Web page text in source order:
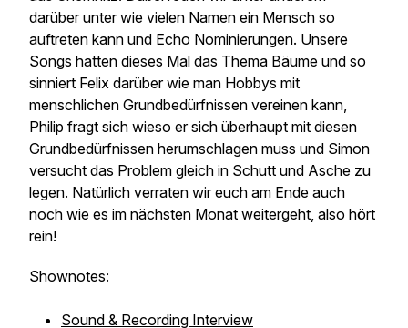
darüber unter wie vielen Namen ein Mensch so
auftreten kann und Echo Nominierungen. Unsere
Songs hatten dieses Mal das Thema Bäume und so
sinniert Felix darüber wie man Hobbys mit
menschlichen Grundbedürfnissen vereinen kann,
Philip fragt sich wieso er sich überhaupt mit diesen
Grundbedürfnissen herumschlagen muss und Simon
versucht das Problem gleich in Schutt und Asche zu
legen. Natürlich verraten wir euch am Ende auch
noch wie es im nächsten Monat weitergeht, also hört
rein!
Shownotes:
Sound & Recording Interview